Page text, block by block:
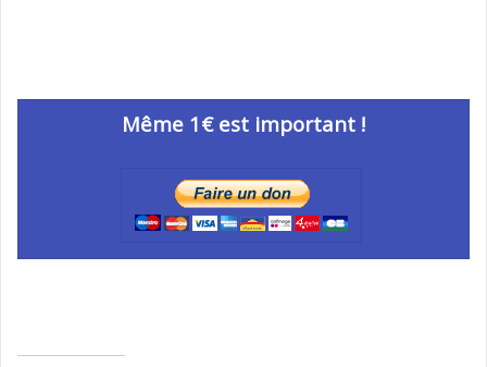
Même 1€ est important !